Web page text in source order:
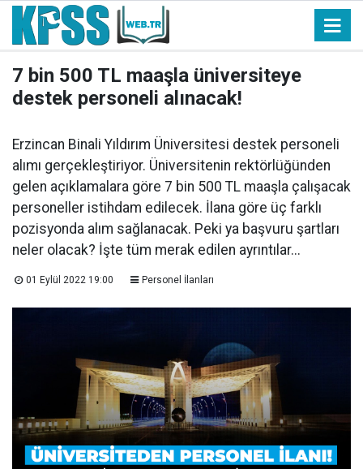
7 bin 500 TL maaşla üniversiteye
destek personeli alınacak!
Erzincan Binali Yıldırım Üniversitesi destek personeli
alımı gerçekleştiriyor. Üniversitenin rektörlüğünden
gelen açıklamalara göre 7 bin 500 TL maaşla çalışacak
personeller istihdam edilecek. İlana göre üç farklı
pozisyonda alım sağlanacak. Peki ya başvuru şartları
neler olacak? İşte tüm merak edilen ayrıntılar...
01 Eylül 2022 19:00 Personel İlanları